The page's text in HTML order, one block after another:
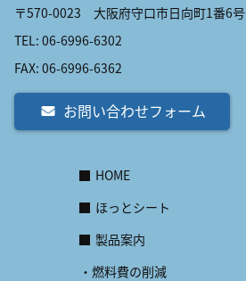
〒570-0023 大阪府守口市日向町1番6号
TEL: 06-6996-6302
FAX: 06-6996-6362
お問い合わせフォーム
HOME
ほっとシート
製品案内
・燃料費の削減